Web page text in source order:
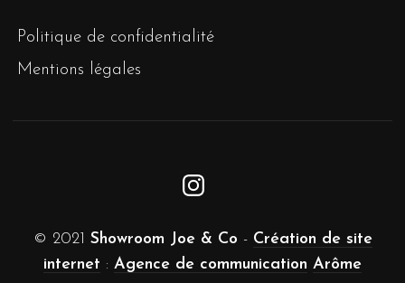
Politique de confidentialité
Mentions légales
© 2021 Showroom Joe & Co - Création de site
internet : Agence de communication Arôme